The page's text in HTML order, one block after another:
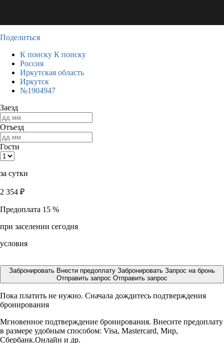
Поделиться
К поиску К поиску
Россия
Иркутская область
Иркутск
№1904947
Заезд
Отъезд
Гости
за сутки
2 354 ₽
Предоплата 15 %
при заселении сегодня
условия
Забронировать Внести предоплату Забронировать Запрос на бронь
Отправить запрос Отправить запрос
Пока платить не нужно. Сначала дождитесь подтверждения
бронирования
Мгновенное подтверждение бронирования. Внесите предоплату
в размере удобным способом: Visa, Mastercard, Мир,
Сбербанк.Онлайн и др.